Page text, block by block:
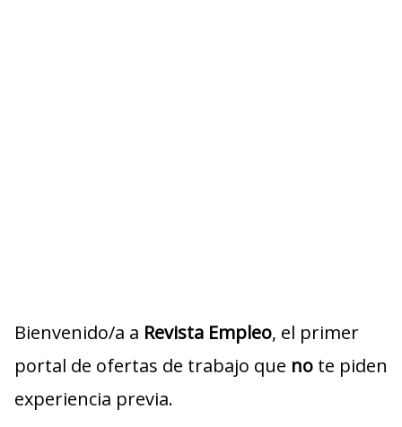
Bienvenido/a a Revista Empleo, el primer
portal de ofertas de trabajo que no te piden
experiencia previa.